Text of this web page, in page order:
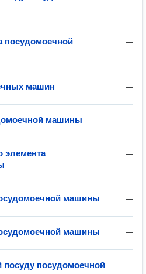
—
посудомоечной
—
машин
—
машины
—
элемента
—
машины
—
машины
—
посудомоечной